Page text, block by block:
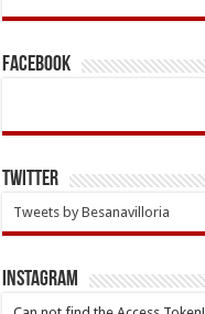
Facebook
Twitter
Tweets by Besanavilloria
INSTAGRAM